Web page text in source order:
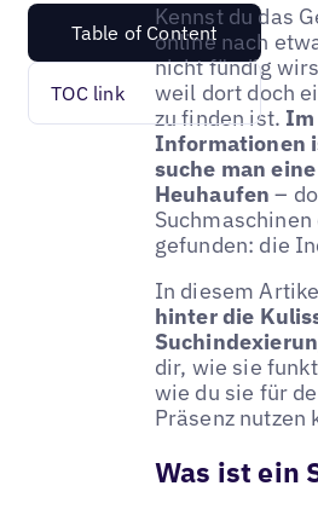
Table of Content
TOC link
Kennst du das
online nach
nicht fündig
weil dort doch
zu finden ist. Im
Informationen
suche man
Heuhaufen –
gefunden: die
In diesem
hinter die
dir, wie sie
wie du sie für
Präsenz nutzen
Was ist ein